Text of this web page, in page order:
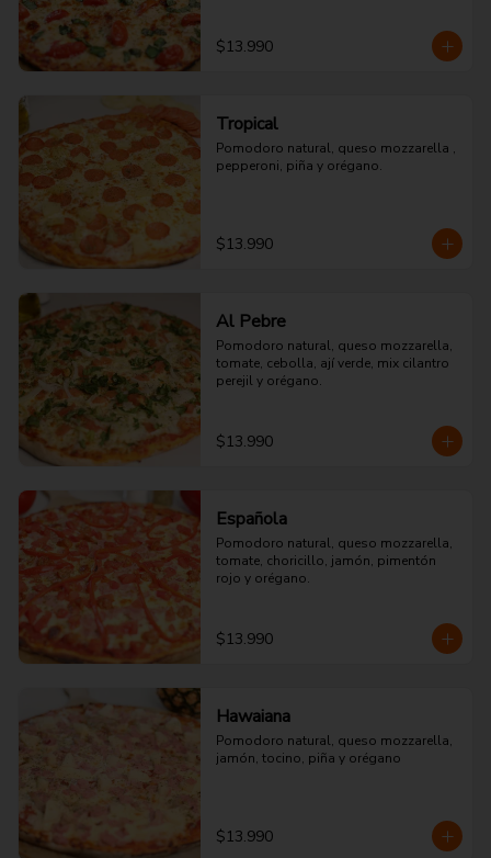
$13.990
Tropical
Pomodoro natural, queso mozzarella ,
pepperoni, piña y orégano.
$13.990
Al Pebre
Pomodoro natural, queso mozzarella,
tomate, cebolla, ají verde, mix cilantro
perejil y orégano.
$13.990
Española
Pomodoro natural, queso mozzarella,
tomate, choricillo, jamón, pimentón
rojo y orégano.
$13.990
Hawaiana
Pomodoro natural, queso mozzarella,
jamón, tocino, piña y orégano
$13.990